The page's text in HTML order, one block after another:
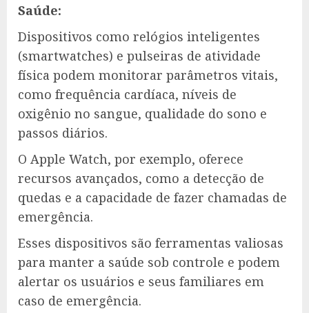
Saúde:
Dispositivos como relógios inteligentes
(smartwatches) e pulseiras de atividade
física podem monitorar parâmetros vitais,
como frequência cardíaca, níveis de
oxigênio no sangue, qualidade do sono e
passos diários.
O Apple Watch, por exemplo, oferece
recursos avançados, como a detecção de
quedas e a capacidade de fazer chamadas de
emergência.
Esses dispositivos são ferramentas valiosas
para manter a saúde sob controle e podem
alertar os usuários e seus familiares em
caso de emergência.